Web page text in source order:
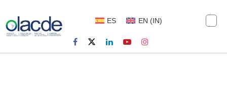
ES EN (IN)